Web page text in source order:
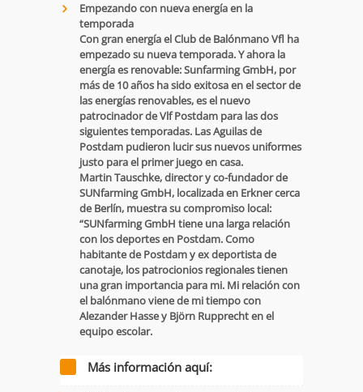
Empezando con nueva energía en la
temporada
Con gran energía el Club de Balónmano Vfl ha
empezado su nueva temporada. Y ahora la
energía es renovable: Sunfarming GmbH, por
más de 10 años ha sido exitosa en el sector de
las energías renovables, es el nuevo
patrocinador de Vlf Postdam para las dos
siguientes temporadas. Las Aguilas de
Postdam pudieron lucir sus nuevos uniformes
justo para el primer juego en casa.
Martin Tauschke, director y co-fundador de
SUNfarming GmbH, localizada en Erkner cerca
de Berlín, muestra su compromiso local:
“SUNfarming GmbH tiene una larga relación
con los deportes en Postdam. Como
habitante de Postdam y ex deportista de
canotaje, los patrocionios regionales tienen
una gran importancia para mi. Mi relación con
el balónmano viene de mi tiempo con
Alezander Hasse y Björn Rupprecht en el
equipo escolar.
Más información aquí: